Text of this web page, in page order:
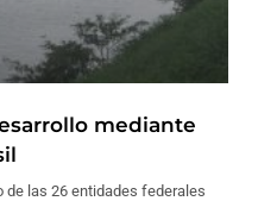
mediante
de las 26 entidades federales